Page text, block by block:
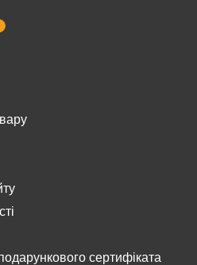
сертифіката